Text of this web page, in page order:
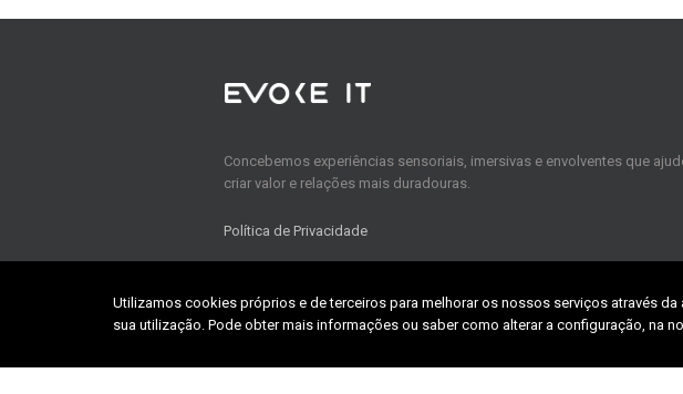
Concebemos experiências sensoriais, imersivas e envolventes que
criar valor e relações mais duradouras.
Política de Privacidade
Home
About us
Utilizamos cookies próprios e de terceiros para melhorar os nossos serviços através
sua utilização. Pode obter mais informações ou saber como alterar a configuração, na